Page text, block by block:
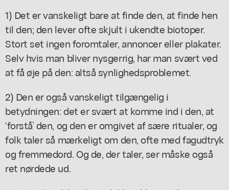
1) Det er vanskeligt bare at finde den, at finde hen
til den; den lever ofte skjult i ukendte biotoper.
Stort set ingen foromtaler, annoncer eller plakater.
Selv hvis man bliver nysgerrig, har man svært ved
at få øje på den: altså synlighedsproblemet.
2) Den er også vanskeligt tilgængelig i
betydningen: det er svært at komme ind i den, at
‘forstå’ den, og den er omgivet af sære ritualer, og
folk taler så mærkeligt om den, ofte med fagudtryk
og fremmedord. Og de, der taler, ser måske også
ret nørdede ud.